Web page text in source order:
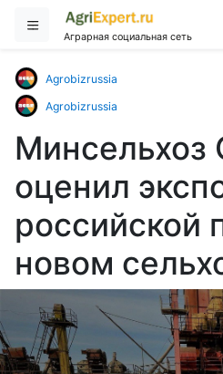
Аграрная социальная сеть
Agrobizrussia
Agrobizrussia
оценил
российской
новом